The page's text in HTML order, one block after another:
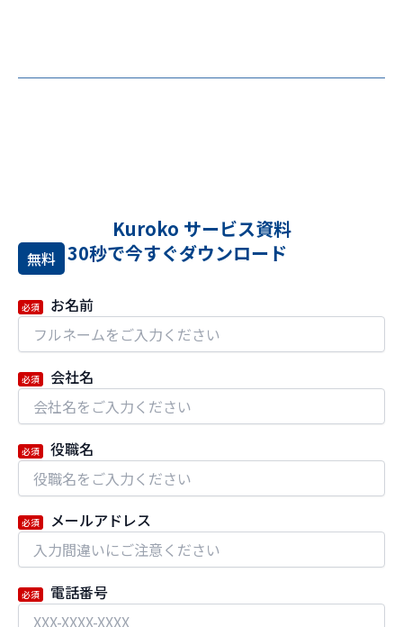
Kuroko サービス資料
無料 30秒で今すぐダウンロード
必須 お名前
必須 会社名
必須 役職名
必須 メールアドレス
必須 電話番号